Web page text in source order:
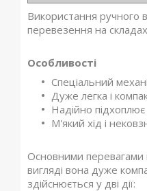
Використання ручного
перевезення на
Особливості
Спеціальний
Дуже легка і
Надійно
М'який хід і
Основними перевагами
вигляді вона дуже
здійснюється у дві дії: